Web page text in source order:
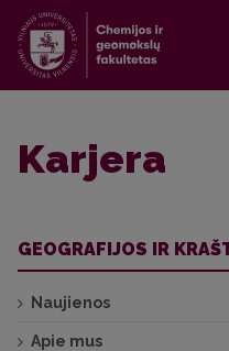
Karjera
GEOGRAFIJOS IR
Naujienos
Apie mus